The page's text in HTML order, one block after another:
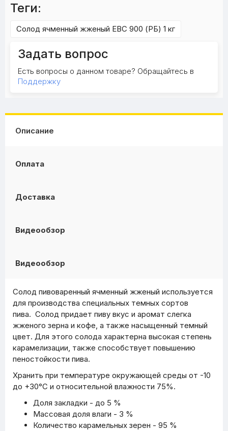
Теги:
Солод ячменный жженый EBC 900 (РБ) 1 кг
Задать вопрос
Есть вопросы о данном товаре? Обращайтесь в
Поддержку
Описание
Оплата
Доставка
Видеообзор
Видеообзор
Солод пивоваренный ячменный жженый используется
для производства специальных темных сортов
пива. Солод придает пиву вкус и аромат слегка
жженого зерна и кофе, а также насыщенный темный
цвет. Для этого солода характерна высокая степень
карамелизации, также способствует повышению
пеностойкости пива.
Хранить при температуре окружающей среды от -10
до +30°С и относительной влажности 75%.
Доля закладки - до 5 %
Массовая доля влаги - 3 %
Количество карамельных зерен - 95 %